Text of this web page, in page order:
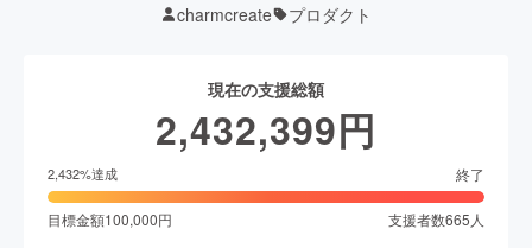
charmcreate プロダクト
現在の支援総額
2,432,399円
2,432%達成 終了
目標金額100,000円 支援者数665 人